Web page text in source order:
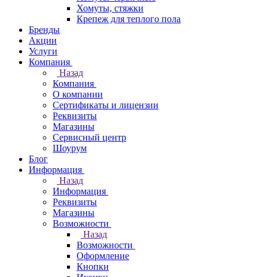
Хомуты, стяжки
Крепеж для теплого пола
Бренды
Акции
Услуги
Компания
Назад
Компания
О компании
Сертификаты и лицензии
Реквизиты
Магазины
Сервисный центр
Шоурум
Блог
Информация
Назад
Информация
Реквизиты
Магазины
Возможности
Назад
Возможности
Оформление
Кнопки